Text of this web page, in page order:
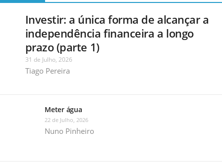
Investir: a única forma de alcançar a
independência financeira a longo
prazo (parte 1)
31 de Julho, 2026
Tiago Pereira
Meter água
22 de Julho, 2026
Nuno Pinheiro